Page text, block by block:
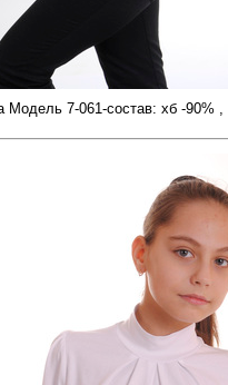
Модель 7-061-состав: хб -90% ,